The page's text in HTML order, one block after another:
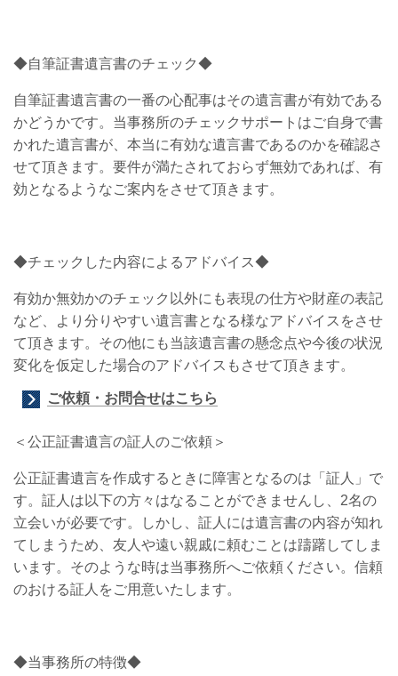
◆自筆証書遺言書のチェック◆
自筆証書遺言書の一番の心配事はその遺言書が有効である
かどうかです。当事務所のチェックサポートはご自身で書
かれた遺言書が、本当に有効な遺言書であるのかを確認さ
せて頂きます。要件が満たされておらず無効であれば、有
効となるようなご案内をさせて頂きます。
◆チェックした内容によるアドバイス◆
有効か無効かのチェック以外にも表現の仕方や財産の表記
など、より分りやすい遺言書となる様なアドバイスをさせ
て頂きます。その他にも当該遺言書の懸念点や今後の状況
変化を仮定した場合のアドバイスもさせて頂きます。
ご依頼・お問合せはこちら
＜公正証書遺言の証人のご依頼＞
公正証書遺言を作成するときに障害となるのは「証人」で
す。証人は以下の方々はなることができませんし、2名の
立会いが必要です。しかし、証人には遺言書の内容が知れ
てしまうため、友人や遠い親戚に頼むことは躊躇してしま
います。そのような時は当事務所へご依頼ください。信頼
のおける証人をご用意いたします。
◆当事務所の特徴◆